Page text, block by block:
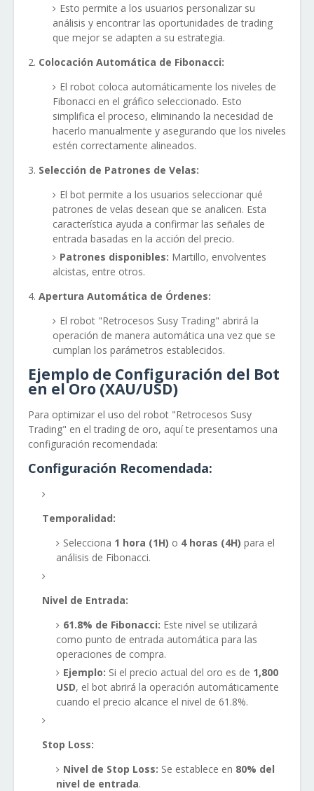
Esto permite a los usuarios personalizar su
análisis y encontrar las oportunidades de trading
que mejor se adapten a su estrategia.
Colocación Automática de Fibonacci:
El robot coloca automáticamente los niveles de
Fibonacci en el gráfico seleccionado. Esto
simplifica el proceso, eliminando la necesidad de
hacerlo manualmente y asegurando que los niveles
estén correctamente alineados.
Selección de Patrones de Velas:
El bot permite a los usuarios seleccionar qué
patrones de velas desean que se analicen. Esta
característica ayuda a confirmar las señales de
entrada basadas en la acción del precio.
Patrones disponibles: Martillo, envolventes
alcistas, entre otros.
Apertura Automática de Órdenes:
El robot "Retrocesos Susy Trading" abrirá la
operación de manera automática una vez que se
cumplan los parámetros establecidos.
Ejemplo de Configuración del Bot
en el Oro (XAU/USD)
Para optimizar el uso del robot "Retrocesos Susy
Trading" en el trading de oro, aquí te presentamos una
configuración recomendada:
Configuración Recomendada:
Temporalidad:
Selecciona 1 hora (1H) o 4 horas (4H) para el
análisis de Fibonacci.
Nivel de Entrada:
61.8% de Fibonacci: Este nivel se utilizará
como punto de entrada automática para las
operaciones de compra.
Ejemplo: Si el precio actual del oro es de 1,800
USD, el bot abrirá la operación automáticamente
cuando el precio alcance el nivel de 61.8%.
Stop Loss:
Nivel de Stop Loss: Se establece en 80% del
nivel de entrada.